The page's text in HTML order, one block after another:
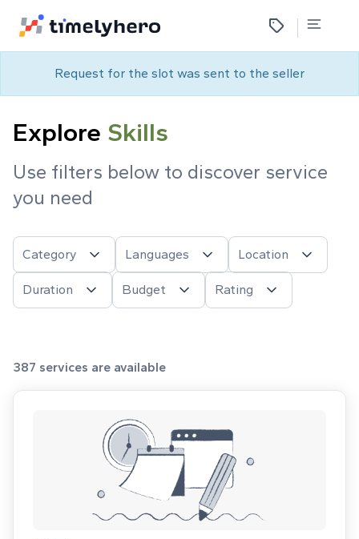
Request for the slot was sent to the seller
Explore
Event
Skills
Talent
Service
Use filters below to discover service
you need
Category Languages Location
Duration Budget Rating
387 services are available